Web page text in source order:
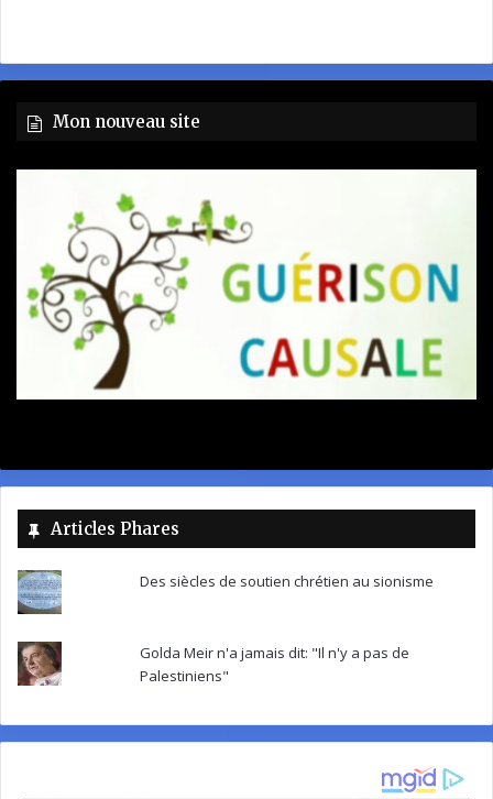
Mon nouveau site
Articles Phares
Des siècles de soutien chrétien au sionisme
Golda Meir n'a jamais dit: "Il n'y a pas de
Palestiniens"